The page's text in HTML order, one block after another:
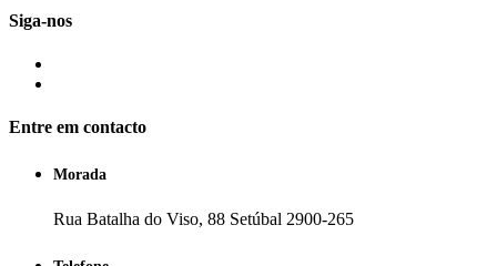
Siga-nos
Entre em contacto
Morada
Rua Batalha do Viso, 88 Setúbal 2900-265